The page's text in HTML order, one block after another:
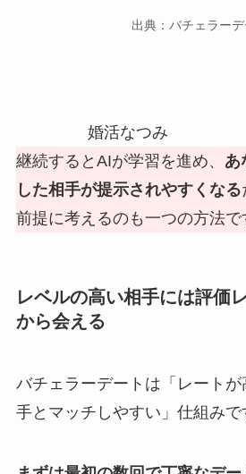
出典：バチェラーデ
婚活なつみ
継続するとAIが学習を進め、 あ
した相手が提示されやすくなる
前提に考えるのも一つの方法で
レベルの高い相手には評価
から会える
バチェラーデートは「レート
手とマッチしやすい」仕組みで